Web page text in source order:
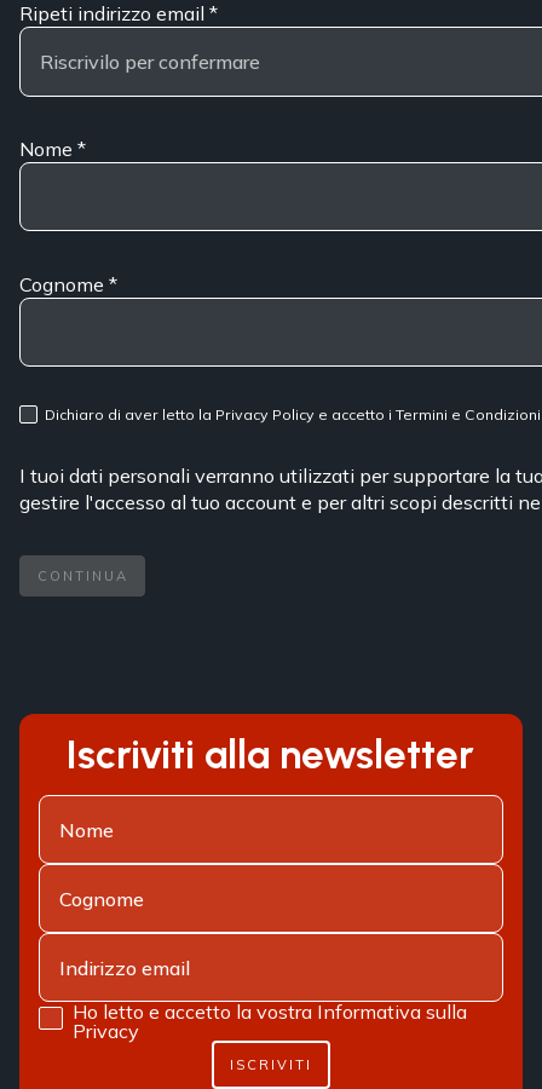
Ripeti indirizzo email*
Nome*
Cognome*
Dichiaro di aver letto la Privacy Policye accetto i Termini e
I tuoi dati personali verranno utilizzati per supportare la
gestire l'accesso al tuo account e per altri scopi descritti
CONTINUA
Iscriviti alla newsletter
Ho letto e accetto la vostra Informativa sulla
Privacy
ISCRIVITI